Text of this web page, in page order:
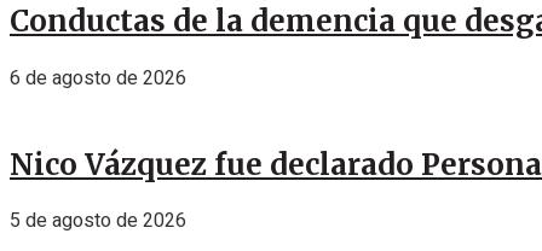
Conductas de la demencia que
6 de agosto de 2026
Nico Vázquez fue declarado
5 de agosto de 2026